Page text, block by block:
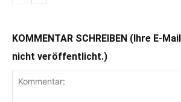
KOMMENTAR SCHREIBEN (Ihre E-
nicht veröffentlicht.)